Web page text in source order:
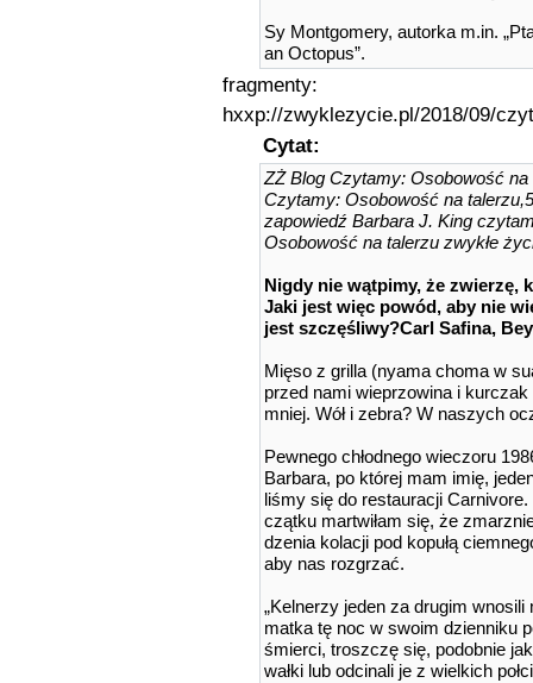
Sy Montgomery, autorka m.in.
an Octopus”.
fragmenty:
hxxp://zwyklezycie.pl/2018/09/
Cytat:
ZŻ Blog Czytamy: Osobowość na
Czytamy: Osobowość na
zapowiedź Barbara J. King
Osobowość na talerzu zwykłe
Ni­g­dy nie wąt­pi­my, że zwie­rzę,
Ja­ki jest więc po­wód, aby nie
jest szczę­śli­wy?Carl Sa­fi­na,
Mię­so z gril­la (ny­ama cho­ma w
przed na­mi wie­przo­wi­na i
mniej. Wół i ze­bra? W na­szych
Pew­ne­go chłod­ne­go wie­czo­ru
Bar­ba­ra, po któ­rej mam imię,
li­śmy się do re­stau­ra­cji
cząt­ku mar­twi­łam się, że
dze­nia ko­la­cji pod ko­pu­łą
aby nas roz­grzać.
„Kel­ne­rzy je­den za dru­gim wno­si­li
mat­ka tę noc w swo­im dzien­ni­ku
śmier­ci, trosz­czę się, po­dob­nie
wał­ki lub od­ci­na­li je z wiel­kich